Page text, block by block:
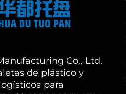
Co., Ltd.
de plástico y
para